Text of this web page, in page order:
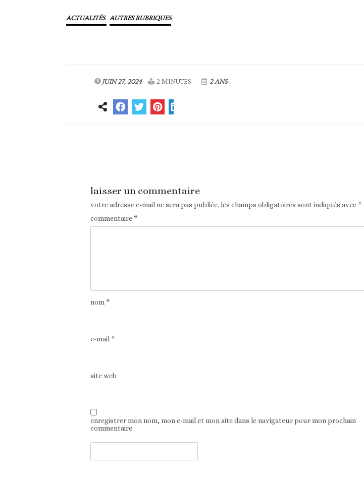
ACTUALITÉS AUTRES RUBRIQUES
JUIN 27, 2024 2 MINUTES 2 ANS
laisser un commentaire
votre adresse e-mail ne sera pas publiée. les champs obligatoires sont indiqués avec*
commentaire*
nom *
e-mail *
site web
enregistrer mon nom, mon e-mail et mon site dans le navigateur pour mon prochain
commentaire.